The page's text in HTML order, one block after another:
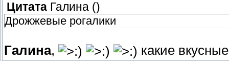
Цитата Галина ()
Дрожжевые рогалики
Галина,
какие